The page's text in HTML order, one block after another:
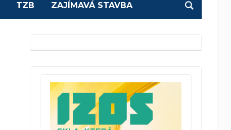
TZB ZAJÍMAVÁ STAVBA